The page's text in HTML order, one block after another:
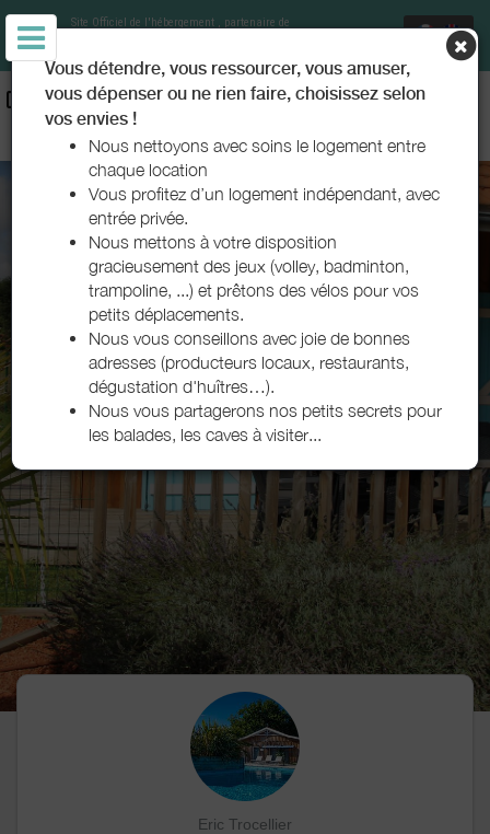
Site Officiel de l'hébergement , partenaire de
CHAMBRES D'HÔTES ET GÎTES - DRÔLES D’OISEAUX - LE TEICH
Vous détendre, vous ressourcer, vous amuser,
vous dépenser ou ne rien faire, choisissez selon
vos envies !
Nous nettoyons avec soins le logement entre
chaque location
Vous profitez d’un logement indépendant, avec
entrée privée.
Nous mettons à votre disposition
gracieusement des jeux (volley, badminton,
trampoline, ...) et prêtons des vélos pour vos
petits déplacements.
Nous vous conseillons avec joie de bonnes
adresses (producteurs locaux, restaurants,
dégustation d'huîtres…).
Nous vous partagerons nos petits secrets pour
les balades, les caves à visiter...
Eric Trocellier